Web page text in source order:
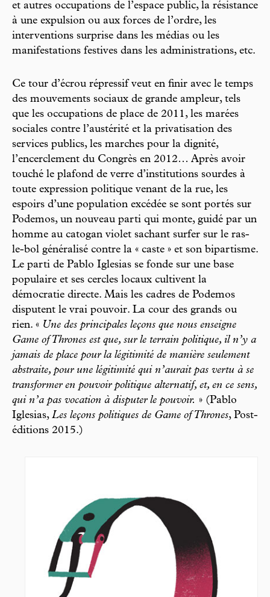
et autres occupations de l’espace public, la résistance
à une expulsion ou aux forces de l’ordre, les
interventions surprise dans les médias ou les
manifestations festives dans les administrations, etc.
Ce tour d’écrou répressif veut en finir avec le temps
des mouvements sociaux de grande ampleur, tels
que les occupations de place de 2011, les marées
sociales contre l’austérité et la privatisation des
services publics, les marches pour la dignité,
l’encerclement du Congrès en 2012… Après avoir
touché le plafond de verre d’institutions sourdes à
toute expression politique venant de la rue, les
espoirs d’une population excédée se sont portés sur
Podemos, un nouveau parti qui monte, guidé par un
homme au catogan violet sachant surfer sur le ras-
le-bol généralisé contre la « caste » et son bipartisme.
Le parti de Pablo Iglesias se fonde sur une base
populaire et ses cercles locaux cultivent la
démocratie directe. Mais les cadres de Podemos
disputent le vrai pouvoir. La cour des grands ou
rien. « Une des principales leçons que nous enseigne
Game of Thrones est que, sur le terrain politique, il n’y a
jamais de place pour la légitimité de manière seulement
abstraite, pour une légitimité qui n’aurait pas vertu à se
transformer en pouvoir politique alternatif, et, en ce sens,
qui n’a pas vocation à disputer le pouvoir. » (Pablo
Iglesias, Les leçons politiques de Game of Thrones, Post-
éditions 2015.)